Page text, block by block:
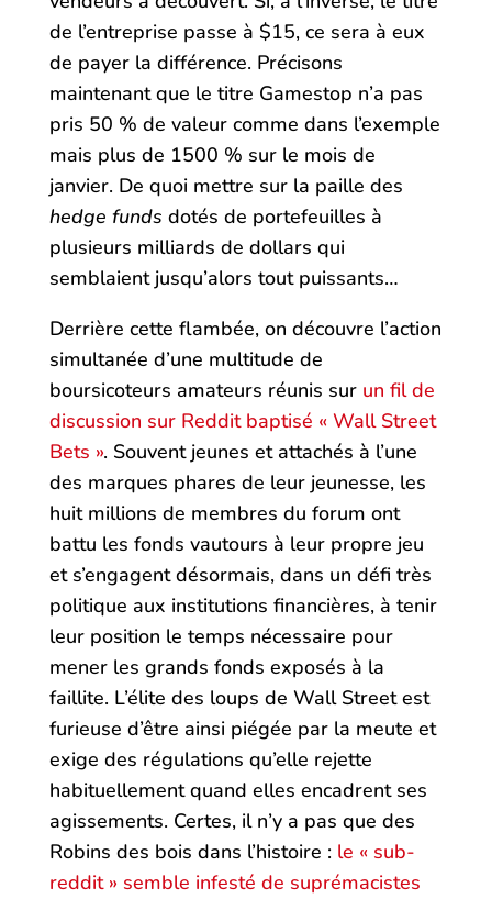
de l’entreprise passe à $15, ce sera à eux
de payer la différence. Précisons
maintenant que le titre Gamestop n’a pas
pris 50 % de valeur comme dans l’exemple
mais plus de 1500 % sur le mois de
janvier. De quoi mettre sur la paille des
hedge funds dotés de portefeuilles à
plusieurs milliards de dollars qui
semblaient jusqu’alors tout puissants…
Derrière cette flambée, on découvre l’action
simultanée d’une multitude de
boursicoteurs amateurs réunis sur un fil de
discussion sur Reddit baptisé « Wall Street
Bets ». Souvent jeunes et attachés à l’une
des marques phares de leur jeunesse, les
huit millions de membres du forum ont
battu les fonds vautours à leur propre jeu
et s’engagent désormais, dans un défi très
politique aux institutions financières, à tenir
leur position le temps nécessaire pour
mener les grands fonds exposés à la
faillite. L’élite des loups de Wall Street est
furieuse d’être ainsi piégée par la meute et
exige des régulations qu’elle rejette
habituellement quand elles encadrent ses
agissements. Certes, il n’y a pas que des
Robins des bois dans l’histoire : le « sub-
reddit » semble infesté de suprémacistes